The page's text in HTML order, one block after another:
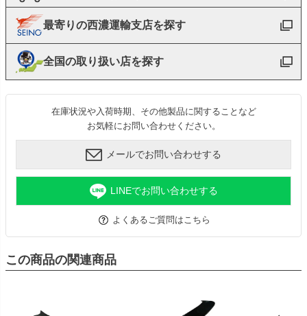
最寄りの西濃運輸支店を探す
全国の取り扱い店を探す
在庫状況や入荷時期、その他製品に関することなど
お気軽にお問い合わせください。
メールでお問い合わせする
LINEでお問い合わせする
よくあるご質問はこちら
この商品の関連商品